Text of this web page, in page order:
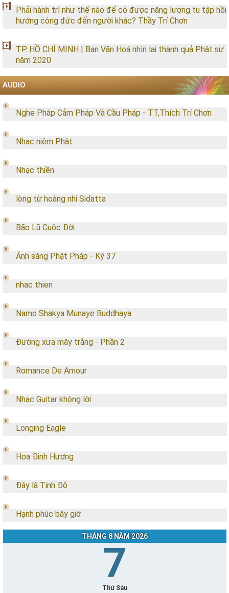
Phải hành trì như thế nào để có được năng lượng tu tập hồi
hướng công đức đến người khác? Thầy Trí Chơn
TP. HỒ CHÍ MINH | Ban Văn Hoá nhìn lại thành quả Phật sự
năm 2020
AUDIO
Nghe Pháp Cảm Pháp Và Cầu Pháp - TT,Thích Trí Chơn
Nhạc niệm Phật
Nhạc thiền
lòng từ hoàng nhi Sidatta
Bão Lũ Cuộc Đời
Ánh sáng Phật Pháp - Kỳ 37
nhac thien
Namo Shakya Munaye Buddhaya
Đường xưa mây trắng - Phần 2
Romance De Amour
Nhạc Guitar không lời
Longing Eagle
Hoa Đinh Hương
Đây là Tịnh Độ
Hạnh phúc bây giờ
THÁNG 8 NĂM 2026
7
Thứ Sáu